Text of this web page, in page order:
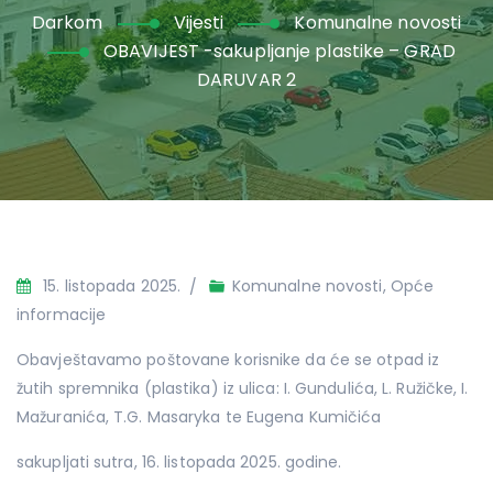
Darkom Vijesti
Komunalne novosti
OBAVIJEST -sakupljanje plastike – GRAD
DARUVAR 2
15. listopada 2025. Komunalne novosti, Opće
informacije
Obavještavamo poštovane korisnike da će se otpad iz
žutih spremnika (plastika) iz ulica: I. Gundulića, L. Ružičke, I.
Mažuranića, T.G. Masaryka te Eugena Kumičića
sakupljati sutra, 16. listopada 2025. godine.